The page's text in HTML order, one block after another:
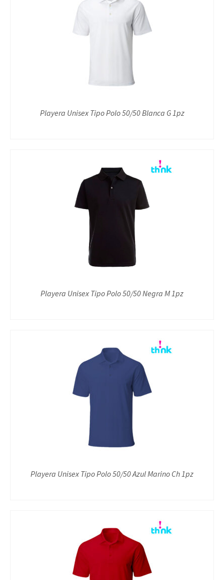
Playera Unisex Tipo Polo 50/50 Blanca G 1pz
Playera Unisex Tipo Polo 50/50 Negra M 1pz
Playera Unisex Tipo Polo 50/50 Azul Marino Ch 1pz